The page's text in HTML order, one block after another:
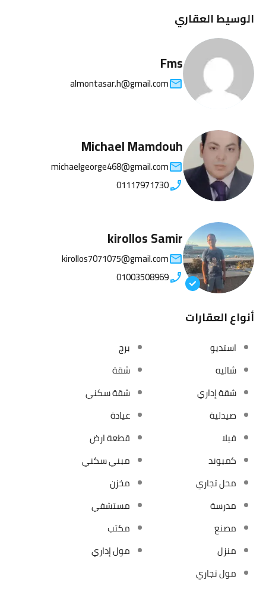
الوسيط العقاري
Fms
almontasar.h@gmail.com
Michael Mamdouh
michaelgeorge468@gmail.com
01117971730
kirollos Samir
kirollos7071075@gmail.com
01003508969
أنواع العقارات
استديو
برج
شاليه
شقة
شقة إداري
شقة سكني
صيدلية
عيادة
فيلا
قطعة ارض
كمبوند
مبني سكني
محل تجاري
مخزن
مدرسة
مستشفي
مصنع
مكتب
منزل
مول إداري
مول تجاري